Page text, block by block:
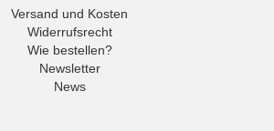
Versand und Kosten
Widerrufsrecht
Wie bestellen?
Newsletter
News